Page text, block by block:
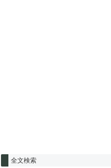
全文検索